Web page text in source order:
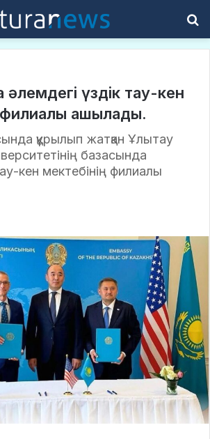
әлемдегі үздік тау-кен
филиалы ашылады.
құрылып жатқан Ұлытау
базасында
кен мектебінің филиалы